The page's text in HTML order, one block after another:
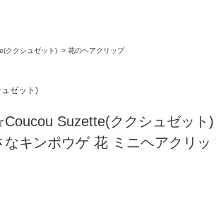
ククシュゼット) > 花のヘアクリップ
ゼット)
Suzette(ククシュゼット)
キンポウゲ 花 ミニヘアクリッ